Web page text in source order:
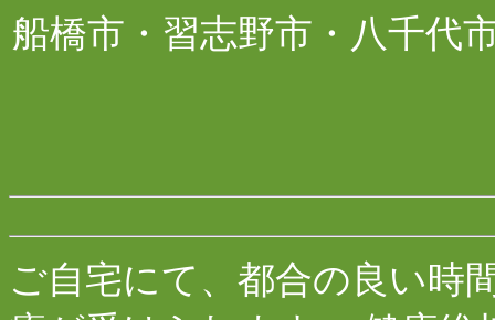
船橋市 ・習志野市・八千代
ご自宅にて、都合の良い時